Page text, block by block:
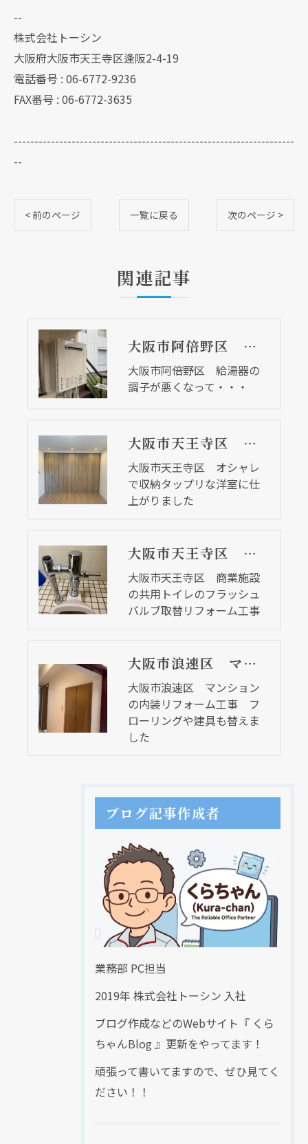
--
株式会社トーシン
大阪府大阪市天王寺区逢阪2-4-19
電話番号 : 06-6772-9236
FAX番号 : 06-6772-3635
--------------------------------------------------------------------
--
< 前のページ 一覧に戻る 次のページ >
関連記事
大阪市阿倍野区 給湯器の調子が悪くなって・・・
大阪市阿倍野区 給湯器の
調子が悪くなって・・・
大阪市天王寺区 オシャレで収納タップリな洋室に仕上がりました
大阪市天王寺区 オシャレ
で収納タップリな洋室に仕
上がりました
大阪市天王寺区 商業施設の共用トイレのフラッシュバルブ取替リフォーム工事
大阪市天王寺区 商業施設
の共用トイレのフラッシュ
バルブ取替リフォーム工事
大阪市浪速区 マンションの内装リフォーム工事 フローリングや建具も替えました
大阪市浪速区 マンション
の内装リフォーム工事 フ
ローリングや建具も替えま
した
ブログ記事作成者
業務部 PC担当
2019年 株式会社トーシン 入社
ブログ作成などのWebサイト『 くら
ちゃんBlog 』更新をやってます！
頑張って書いてますので、ぜひ見てく
ださい！！